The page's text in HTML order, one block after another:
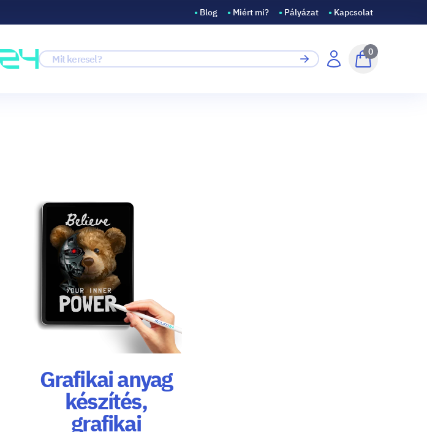
• Blog • Miért mi? • Pályázat • Kapcsolat
0
Grafikai anyag
készítés,
grafikai